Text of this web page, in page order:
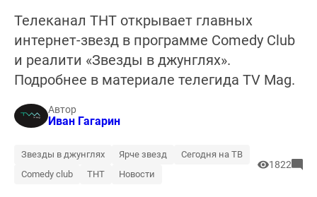
Телеканал ТНТ открывает главных
интернет-звезд в программе Comedy Club
и реалити «Звезды в джунглях».
Подробнее в материале телегида TV Mag.
Автор
Иван Гагарин
Звезды в джунглях Ярче звезд
Сегодня на ТВ
Comedy club
ТНТ Новости
1822